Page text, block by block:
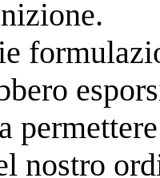
nostro